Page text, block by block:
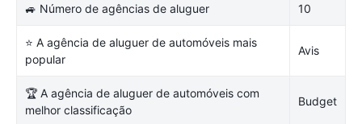
🚙 Número de agências de aluguer 10
⭐ A agência de aluguer de automóveis mais
popular
Avis
🏆 A agência de aluguer de automóveis com
melhor classificação
Budget